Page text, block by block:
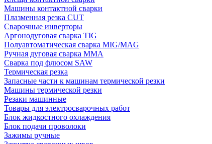
Машины контактной сварки
Плазменная резка CUT
Сварочные инверторы
Аргонодуговая сварка TIG
Полуавтоматическая сварка MIG/MAG
Ручная дуговая сварка MMA
Сварка под флюсом SAW
Термическая резка
Запасные части к машинам термической резки
Машины термической резки
Резаки машинные
Товары для электросварочных работ
Блок жидкостного охлаждения
Блок подачи проволоки
Зажимы ручные